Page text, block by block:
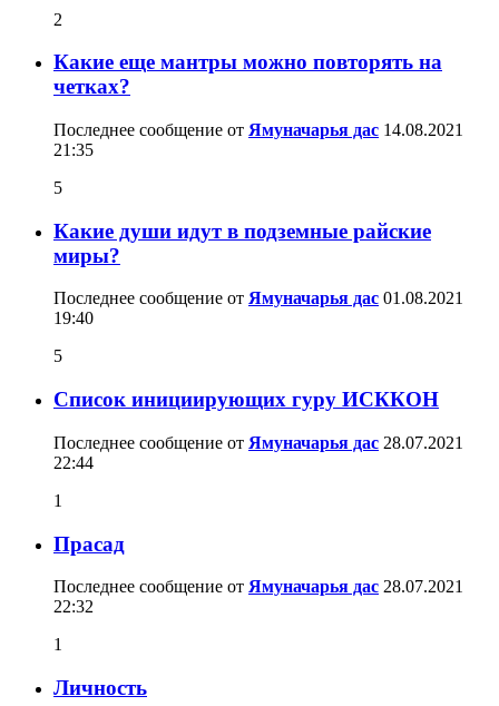
2
Какие еще мантры можно повторять на
четках?
Последнее сообщение от Ямуначарья дас 14.08.2021
21:35
5
Какие души идут в подземные райские
миры?
Последнее сообщение от Ямуначарья дас 01.08.2021
19:40
5
Список инициирующих гуру ИСККОН
Последнее сообщение от Ямуначарья дас 28.07.2021
22:44
1
Прасад
Последнее сообщение от Ямуначарья дас 28.07.2021
22:32
1
Личность